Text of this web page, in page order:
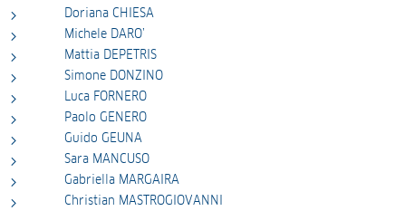
Doriana CHIESA
Michele DARO’
Mattia DEPETRIS
Simone DONZINO
Luca FORNERO
Paolo GENERO
Guido GEUNA
Sara MANCUSO
Gabriella MARGAIRA
Christian MASTROGIOVANNI